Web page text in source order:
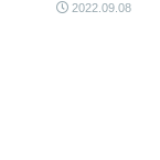
2022.09.08